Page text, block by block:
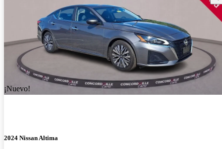
¡Nuevo!
2024 Nissan Altima